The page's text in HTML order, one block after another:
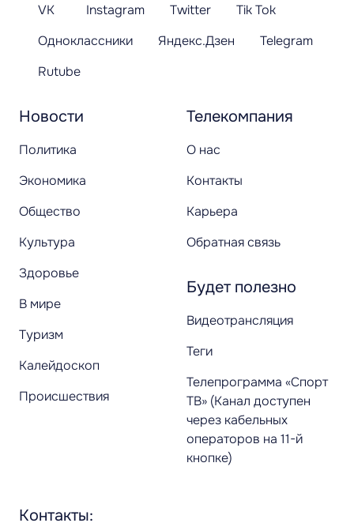
Новости
Политика
Экономика
Общество
Культура
Здоровье
В мире
Туризм
Калейдоскоп
Происшествия
Телекомпания
О нас
Контакты
Карьера
Обратная связь
Будет полезно
Видеотрансляция
Теги
Телепрограмма «Спорт
ТВ» (Канал доступен
через кабельных
операторов на 11-й
кнопке)
VK Instagram Twitter
Tik Tok
Одноклассники
Яндекс.Дзен
Telegram
Rutube
Контакты: